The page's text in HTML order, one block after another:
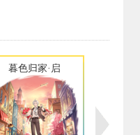
暮色归家·启